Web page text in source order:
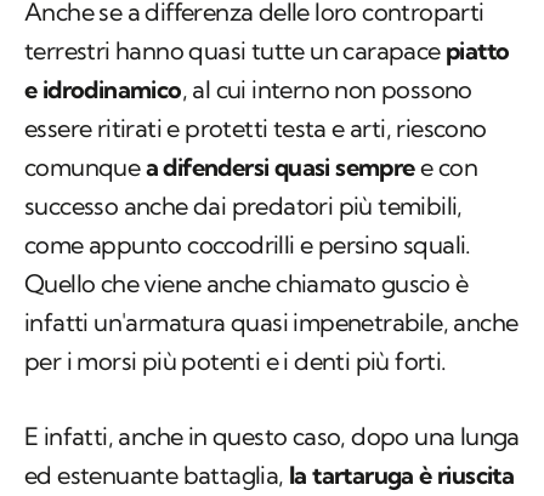
Anche se a differenza delle loro controparti
terrestri hanno quasi tutte un carapace piatto
e idrodinamico, al cui interno non possono
essere ritirati e protetti testa e arti, riescono
comunquea difendersi quasi sempree con
successo anche dai predatori più temibili,
come appunto coccodrilli e persino squali.
Quello che viene anche chiamato guscio è
infatti un'armatura quasi impenetrabile, anche
per i morsi più potenti e i denti più forti.
E infatti, anche in questo caso, dopo una lunga
ed estenuante battaglia, la tartaruga è riuscita